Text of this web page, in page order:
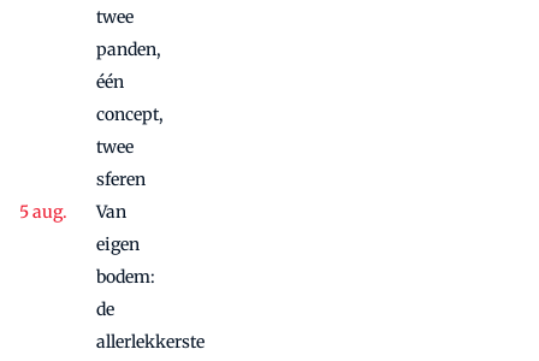
twee
panden,
één
concept,
twee
sferen
Van
eigen
bodem:
de
allerlekkerste